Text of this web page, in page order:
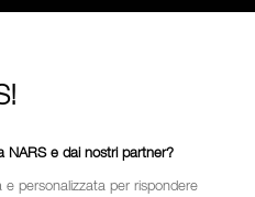
NARS e dai nostri partner?
personalizzata per rispondere